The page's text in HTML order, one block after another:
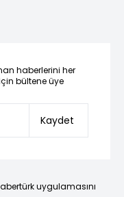
haberlerini her
bültene üye
Kaydet
uygulamasını